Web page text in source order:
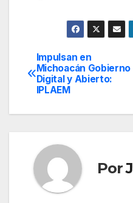
de
entradas
Impulsan en
Michoacán Gobierno
Digital y Abierto:
IPLAEM
Por